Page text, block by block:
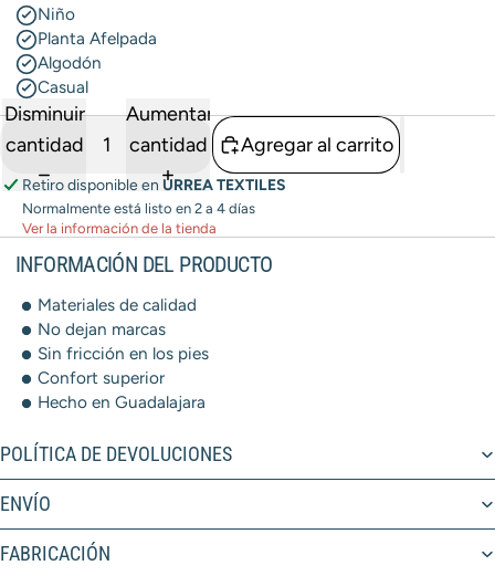
Niño
Planta Afelpada
Algodón
Casual
Disminuir
cantidad
Aumentar
cantidad
Agregar al carrito
Retiro disponible en URREA TEXTILES
Normalmente está listo en 2 a 4 días
Ver la información de la tienda
INFORMACIÓN DEL PRODUCTO
Materiales de calidad
No dejan marcas
Sin fricción en los pies
Confort superior
Hecho en Guadalajara
POLÍTICA DE DEVOLUCIONES
ENVÍO
FABRICACIÓN